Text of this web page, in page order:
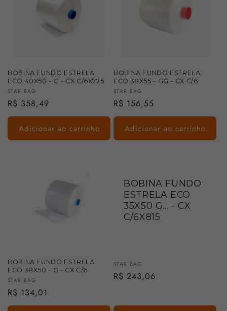
BOBINA FUNDO ESTRELA
ECO 40X50 - G - CX C/6X775
Fornecedor:
STAR BAG
Preço
normal
R$ 358,49
Adicionar ao carrinho
BOBINA FUNDO ESTRELA
ECO 38X55 - GG - CX C/6
Fornecedor:
STAR BAG
Preço
normal
R$ 156,55
Adicionar ao carrinho
BOBINA FUNDO ESTRELA
ECO 38X50 - G - CX C/6
Fornecedor:
STAR BAG
Preço
normal
R$ 134,01
BOBINA FUNDO
ESTRELA ECO
35X50 G... - CX
C/6X815
Fornecedor:
STAR BAG
Preço
R$ 243,06